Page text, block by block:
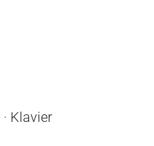
· Klavier